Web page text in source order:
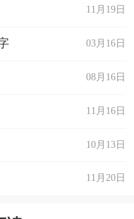
11月19日
03月16日
08月16日
11月16日
10月13日
11月20日